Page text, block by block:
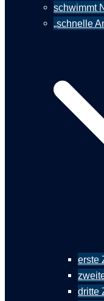
schwimmt
„schnelle
erste
dritte